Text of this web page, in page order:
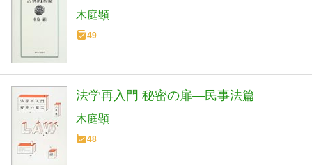
木庭顕
49
法学再入門 秘密の扉―民事法篇
木庭顕
48